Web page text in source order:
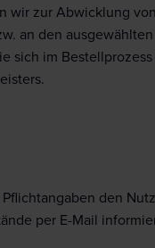
zur Abwicklung
an den
sich im
den
per E-Mail